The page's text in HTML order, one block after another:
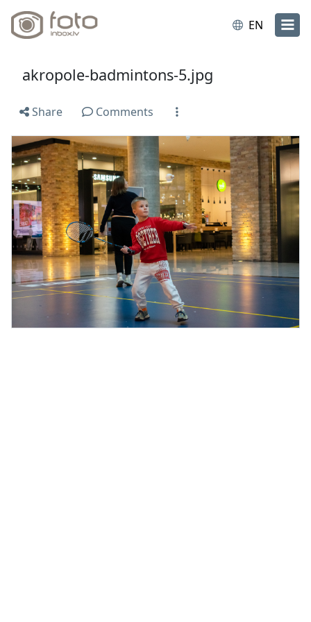
EN
akropole-badmintons-5.jpg
Share Comments